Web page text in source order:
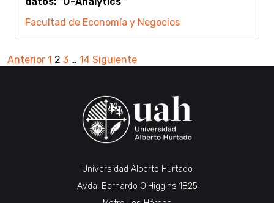
Facultad de Economía y Negocios
Paginación
entradas
Anterior 1 2 3 … 14 Siguiente
Universidad Alberto Hurtado
Avda. Bernardo O’Higgins 1825